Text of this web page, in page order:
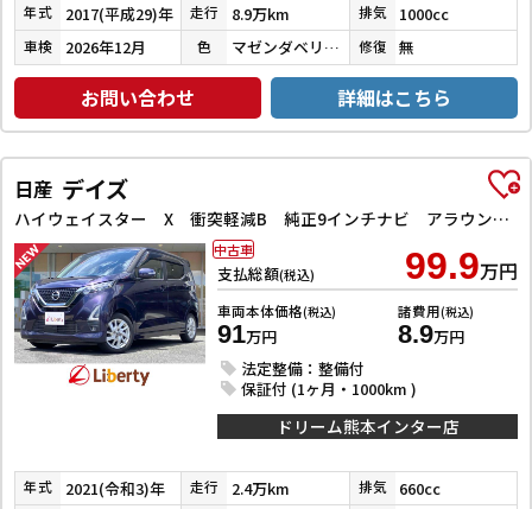
年式 2017(平成29)年 走行 8.9万km 排気 1000cc
車検 2026年12月 色 マゼンダベリーマイカメタリック／ブラックマイカメタリック 修復 無
お問い合わせ 詳細はこちら
日産 デイズ
ハイウェイスター X 衝突軽減B 純正9インチナビ アラウンドビューモニター ETC LEDヘッドライト フォグライト スマートキー プッシュスタート アイドリングストップ 革巻きステアリング オートエアコン
支払総額(税込) 99.9万円
車両本体価格(税込)
91万円
諸費用(税込)
8.9万円
法定整備：整備付
保証付 (1ヶ月・1000km )
中古車
ドリーム熊本インター店
年式 2021(令和3)年 走行 2.4万km 排気 660cc